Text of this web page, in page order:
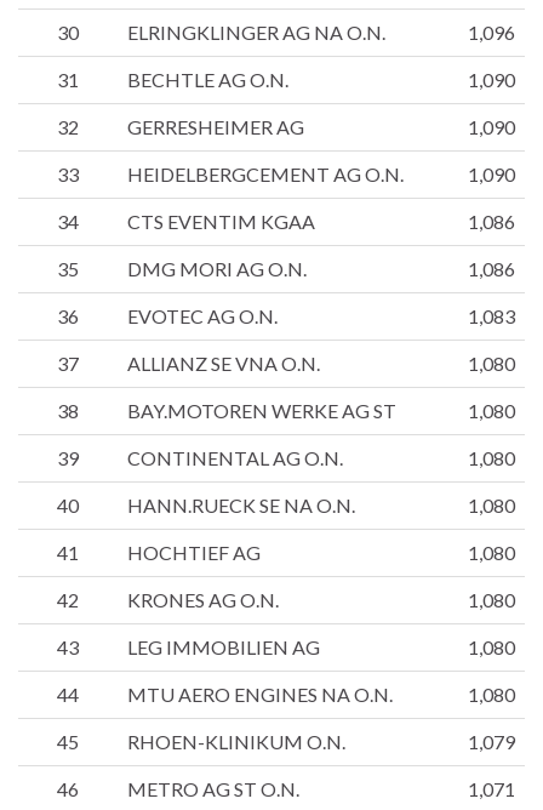
30 ELRINGKLINGER AG NA O.N. 1,096
31 BECHTLE AG O.N. 1,090
32 GERRESHEIMER AG 1,090
33 HEIDELBERGCEMENT AG O.N. 1,090
34 CTS EVENTIM KGAA 1,086
35 DMG MORI AG O.N. 1,086
36 EVOTEC AG O.N. 1,083
37 ALLIANZ SE VNA O.N. 1,080
38 BAY.MOTOREN WERKE AG ST 1,080
39 CONTINENTAL AG O.N. 1,080
40 HANN.RUECK SE NA O.N. 1,080
41 HOCHTIEF AG 1,080
42 KRONES AG O.N. 1,080
43 LEG IMMOBILIEN AG 1,080
44 MTU AERO ENGINES NA O.N. 1,080
45 RHOEN-KLINIKUM O.N. 1,079
46 METRO AG ST O.N. 1,071